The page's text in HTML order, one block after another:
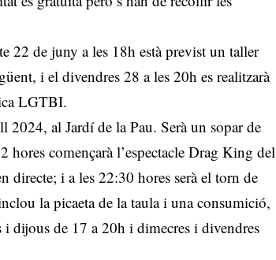
22 de juny a les 18h està previst un taller
i el divendres 28 a les 20h es realitzarà
LGTBI.
al Jardí de la Pau. Serà un sopar de
hores començarà l’espectacle Drag King del
directe; i a les 22:30 hores serà el torn de
la picaeta de la taula i una consumició,
dijous de 17 a 20h i dimecres i divendres